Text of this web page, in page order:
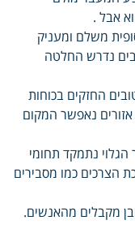
אבל .
משלם ומעניק
נדרש החלטה
החזקים בכוחות
נאפשר המקום
נתמקד תחומי
הצרכים כמו מסבירים
מקבלים מהאנשים.